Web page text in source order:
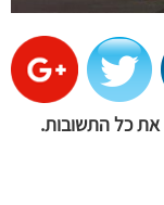
את כל התשובות.